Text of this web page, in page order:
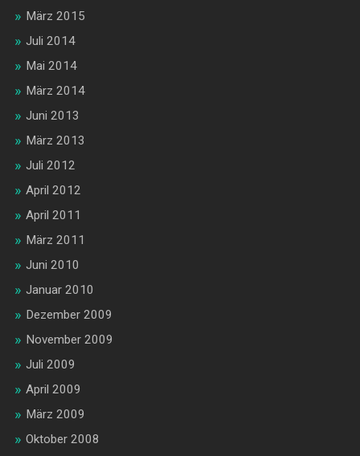
März 2015
Juli 2014
Mai 2014
März 2014
Juni 2013
März 2013
Juli 2012
April 2012
April 2011
März 2011
Juni 2010
Januar 2010
Dezember 2009
November 2009
Juli 2009
April 2009
März 2009
Oktober 2008